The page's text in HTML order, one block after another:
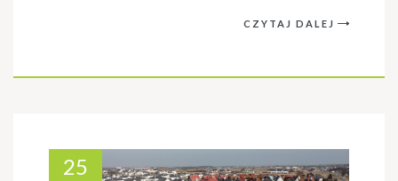
CZYTAJ DALEJ
25